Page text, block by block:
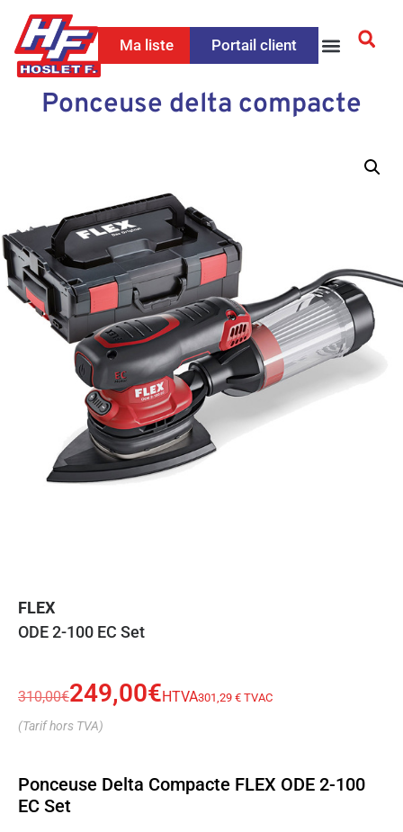
Ma liste Portail client
Ponceuse delta compacte
FLEX
ODE 2-100 EC Set
310,00€249,00€HTVA301,29 € TVAC
(Tarif hors TVA)
Ponceuse Delta Compacte FLEX ODE 2-100
EC Set